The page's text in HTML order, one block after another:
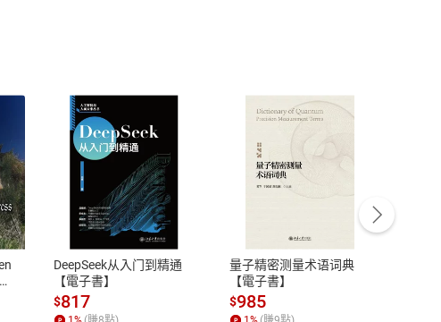
》《3分鐘未來日記》《3分鐘未來日記【369天實踐
生活》《好事吸引力結界》《七個會議》等，並從事商
猶豫期
交易解
依商品性
說明請參
客服資訊
服務時間：週一到週五 10:00-12:00、
13:00-17:00 (國定假日及例假日休息)
客服電話：0080-1857077
DeepSeek从入门到精通
【電子書】
$817
量子精密测量术语词典
【電子書】
$985